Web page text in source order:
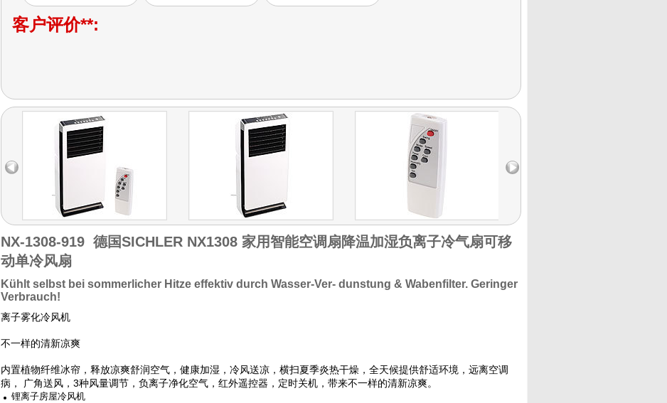
客户评价**:
NX-1308-919 德国SICHLER NX1308 家用智能空调扇降温加湿负离子冷气扇可移
动单冷风扇
Kühlt selbst bei sommerlicher Hitze effektiv durch Wasser-Ver- dunstung & Wabenfilter. Geringer
Verbrauch!
离子雾化冷风机
不一样的清新凉爽
内置植物纤维冰帘，释放凉爽舒润空气，健康加湿，冷风送凉，横扫夏季炎热干燥，全天候提供舒适环境，远离空调
病， 广角送风，3种风量调节，负离子净化空气，红外遥控器，定时关机，带来不一样的清新凉爽。
锂离子房屋冷风机